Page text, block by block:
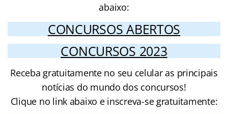
abaixo:
CONCURSOS ABERTOS
CONCURSOS 2023
Receba gratuitamente no seu celular as principais
notícias do mundo dos concursos!
Clique no link abaixo e inscreva-se gratuitamente: